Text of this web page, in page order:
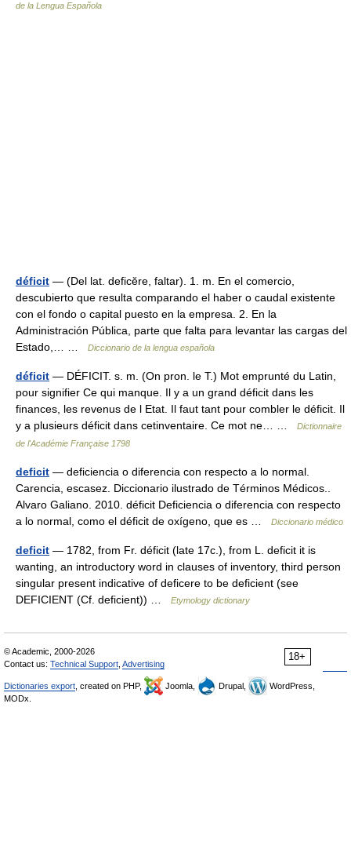
de la Lengua Española
déficit — (Del lat. deficĕre, faltar). 1. m. En el comercio,
descubierto que resulta comparando el haber o caudal existente
con el fondo o capital puesto en la empresa. 2. En la
Administración Pública, parte que falta para levantar las cargas del
Estado,… …
Diccionario de la lengua española
déficit — DÉFICIT. s. m. (On pron. le T.) Mot emprunté du Latin,
pour signifier Ce qui manque. Il y a un grand déficit dans les
finances, les revenus de l Etat. Il faut tant pour combler le déficit. Il
y a plusieurs déficit dans cetinventaire. Ce mot ne… …
Dictionnaire
de l'Académie Française 1798
deficit — deficiencia o diferencia con respecto a lo normal.
Carencia, escasez. Diccionario ilustrado de Términos Médicos..
Alvaro Galiano. 2010. déficit Deficiencia o diferencia con respecto
a lo normal, como el déficit de oxígeno, que es …
Diccionario médico
deficit — 1782, from Fr. déficit (late 17c.), from L. deficit it is
wanting, an introductory word in clauses of inventory, third person
singular present indicative of deficere to be deficient (see
DEFICIENT (Cf. deficient)) …
Etymology dictionary
18+
© Academic, 2000-2026
Contact us: Technical Support Advertising
Dictionaries export , created on PHP, Joomla, Drupal,
WordPress,
MODx.